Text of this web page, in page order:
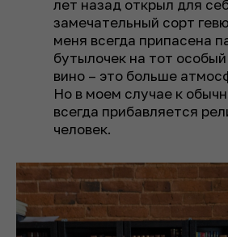
лет назад открыл для
замечательный сорт
меня всегда припасена
бутылочек на тот особый
вино – это больше
Но в моем случае к
всегда прибавляется
человек.